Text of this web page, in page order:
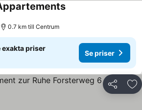
Se priser
0.7 km till Centrum
exakta priser
Se priser
Dela